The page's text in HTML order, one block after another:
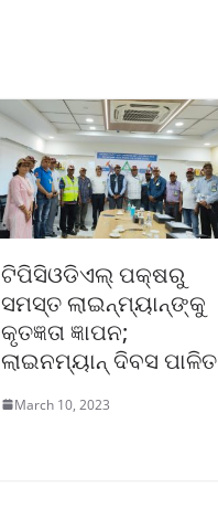
ଟିପିସିଓଡିଏଲ୍ ପକ୍ଷରୁ
ସମସ୍ତ ଲାଇନ୍‌ମ୍ୟାନ୍‌ଙ୍କୁ
କୃତଜ୍ଞତା ଜ୍ଞାପନ;
ଲାଇନମ୍ୟାନ୍ ଦିବସ ପାଳିତ
March 10, 2023